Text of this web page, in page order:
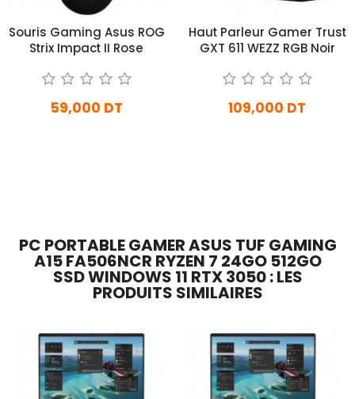
Souris Gaming Asus ROG
Strix Impact II Rose
59,000 DT
Haut Parleur Gamer Trust
GXT 611 WEZZ RGB Noir
109,000 DT
PC PORTABLE GAMER ASUS TUF GAMING
A15 FA506NCR RYZEN 7 24GO 512GO
SSD WINDOWS 11 RTX 3050 : LES
PRODUITS SIMILAIRES